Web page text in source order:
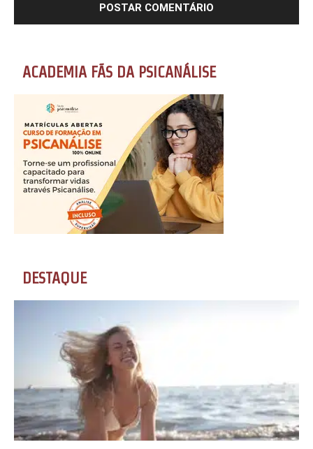
ACADEMIA FÃS DA PSICANÁLISE
DESTAQUE